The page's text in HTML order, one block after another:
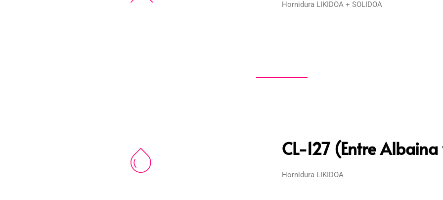
Hornidura LIKIDOA + SOLIDOA
CL-127 (Entre
Hornidura LIKIDOA